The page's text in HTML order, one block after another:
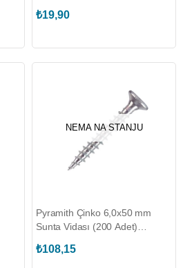
₺19,90
NEMA NA STANJU
Pyramith Çinko 6,0x50 mm
Sunta Vidası (200 Adet)
₺108,15